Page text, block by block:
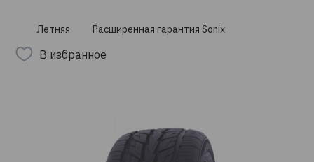
Летняя Расширенная гарантия Sonix
В избранное